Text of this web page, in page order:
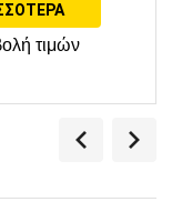
τιμών